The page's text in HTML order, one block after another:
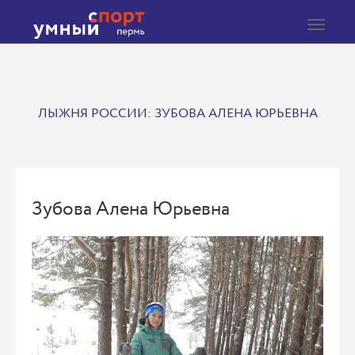
Toggle
ЛЫЖНЯ РОССИИ: ЗУБОВА АЛЕНА ЮРЬЕВНА
Зубова Алена Юрьевна